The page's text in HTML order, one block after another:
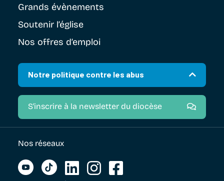
Grands évènements
Soutenir l’église
Nos offres d’emploi
Notre politique contre les abus
S'inscrire à la newsletter du diocèse
Nos réseaux